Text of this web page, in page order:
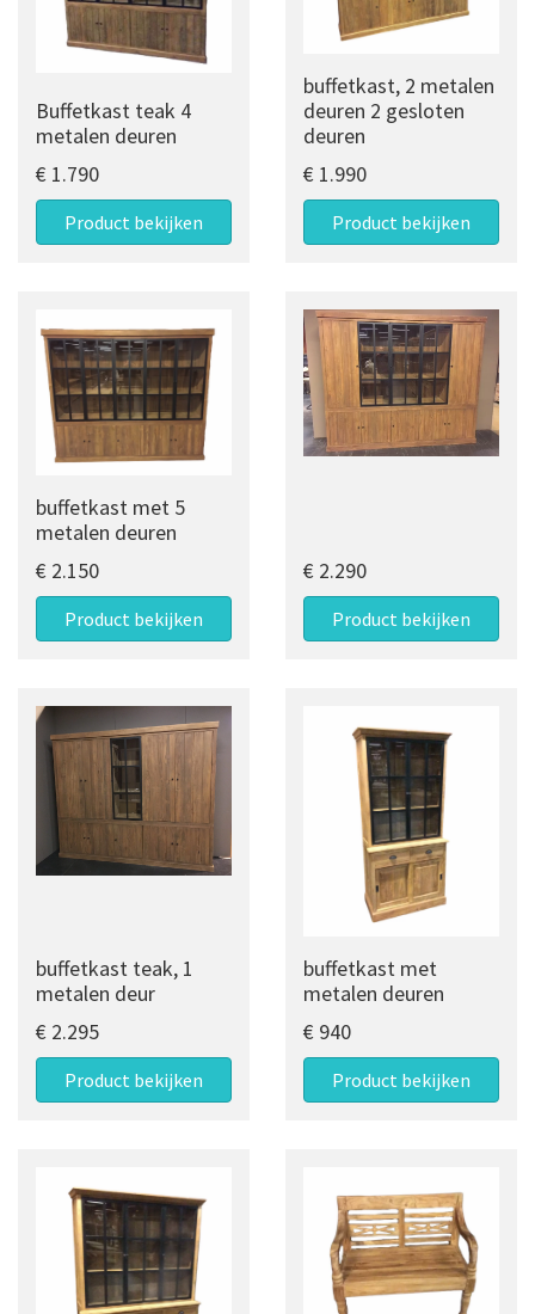
Buffetkast teak 4
metalen deuren
€ 1.790
Product bekijken
buffetkast, 2 metalen
deuren 2 gesloten
deuren
€ 1.990
Product bekijken
buffetkast met 5
metalen deuren
€ 2.150
Product bekijken
€ 2.290
Product bekijken
buffetkast teak, 1
metalen deur
€ 2.295
Product bekijken
buffetkast met
metalen deuren
€ 940
Product bekijken